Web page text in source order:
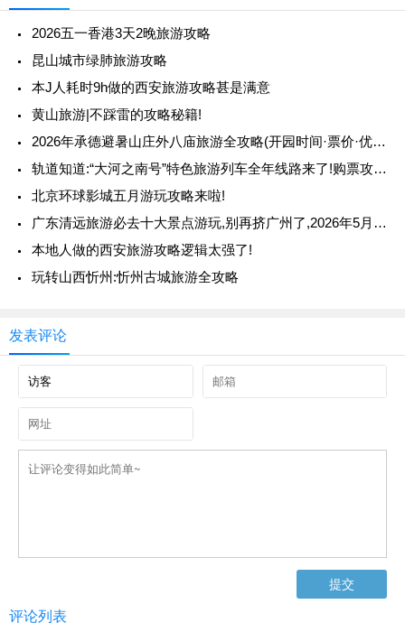
2026五一香港3天2晚旅游攻略
昆山城市绿肺旅游攻略
本J人耗时9h做的西安旅游攻略甚是满意
黄山旅游|不踩雷的攻略秘籍!
2026年承德避暑山庄外八庙旅游全攻略(开园时间·票价·优惠政策 )
轨道知道:“大河之南号”特色旅游列车全年线路来了!购票攻略戳这里→
北京环球影城五月游玩攻略来啦!
广东清远旅游必去十大景点游玩,别再挤广州了,2026年5月清远两天一夜玩到腿软,景点美食住宿一篇全搞定,推荐收藏游玩
本地人做的西安旅游攻略逻辑太强了!
玩转山西忻州:忻州古城旅游全攻略
发表评论
评论列表